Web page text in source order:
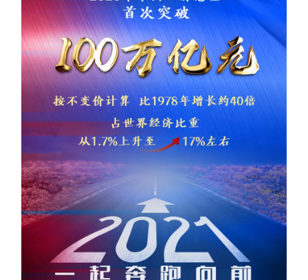
彩票 娱乐 时尚
公益 一带一路 亚太网 上市公司
文化产业
地方频道
北京
辽宁 吉林 上海 江苏
浙江 安徽 福建 江西
河南 湖北 湖南
广东 广西 海南